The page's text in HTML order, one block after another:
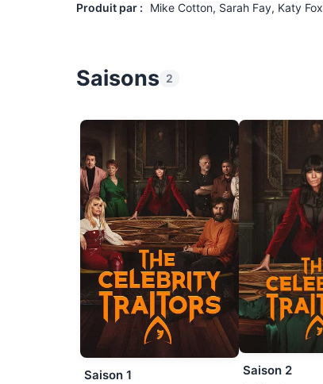
Produit par : Mike Cotton, Sarah Fay, Katy Fox
Saisons 2
Saison 1 Saison 2